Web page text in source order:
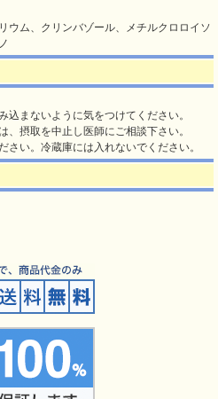
ウム、クリンバゾール、メチルクロロイソ
込まないように気をつけてください。
、摂取を中止し医師にご相談下さい。
さい。冷蔵庫には入れないでください。